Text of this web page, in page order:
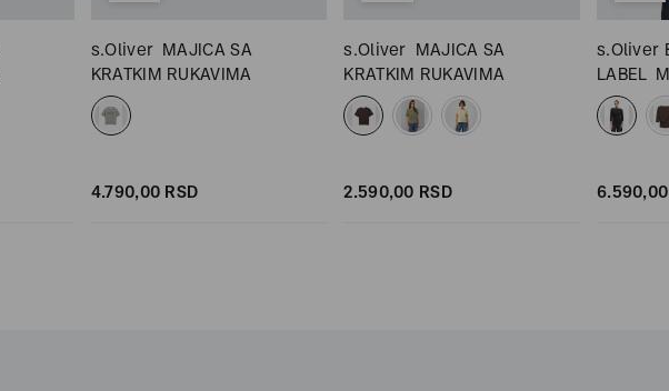
s.Oliver MAJICA SA
KRATKIM RUKAVIMA
4.790,00 RSD
s.Oliver MAJICA SA
KRATKIM RUKAVIMA
2.590,00 RSD
s.Oliver
LABEL
6.590,00